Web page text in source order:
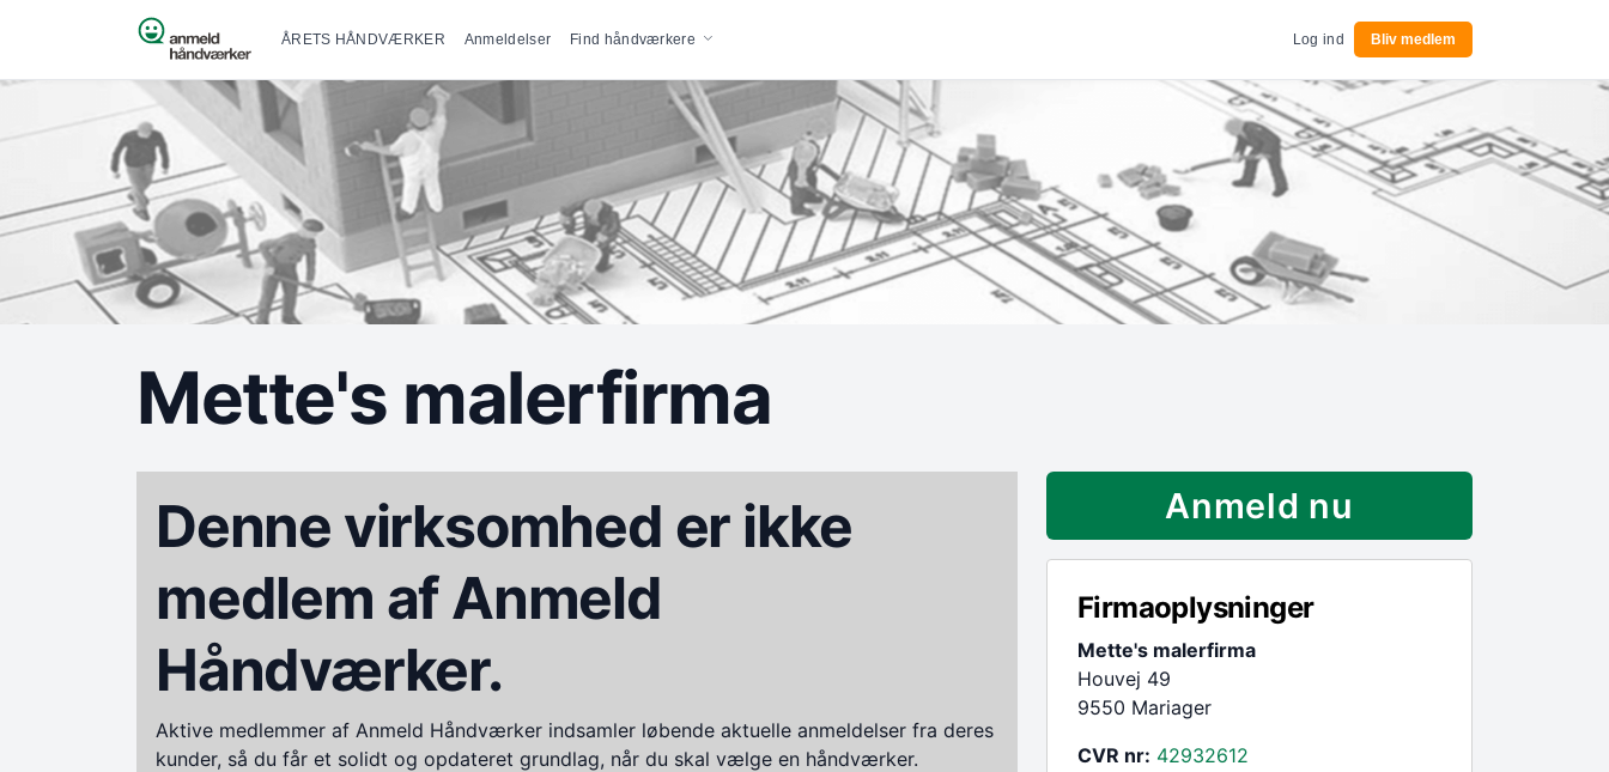
Spring til indhold Primær navigation
ÅRETS HÅNDVÆRKER Anmeldelser Find håndværkere Log ind Bliv medlem
Mette's malerfirma
Denne virksomhed er ikke
medlem af Anmeld
Håndværker.
Aktive medlemmer af Anmeld Håndværker indsamler løbende aktuelle anmeldelser fra deres
kunder, så du får et solidt og opdateret grundlag, når du skal vælge en håndværker.
Anmeld nu
Firmaoplysninger
Mette's malerfirma
Houvej 49
9550 Mariager
CVR nr: 42932612